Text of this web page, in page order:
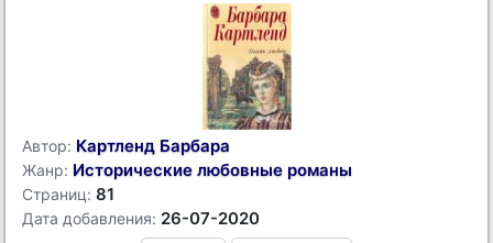
Автор: Картленд Барбара
Жанр: Исторические любовные романы
Страниц: 81
Дата добавления: 26-07-2020